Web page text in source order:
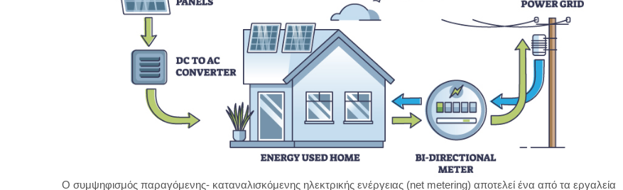
Ο συμψηφισμός παραγόμενης- καταναλισκόμενης ηλεκτρικής ενέργειας (net metering) αποτελεί ένα από τα εργαλεία